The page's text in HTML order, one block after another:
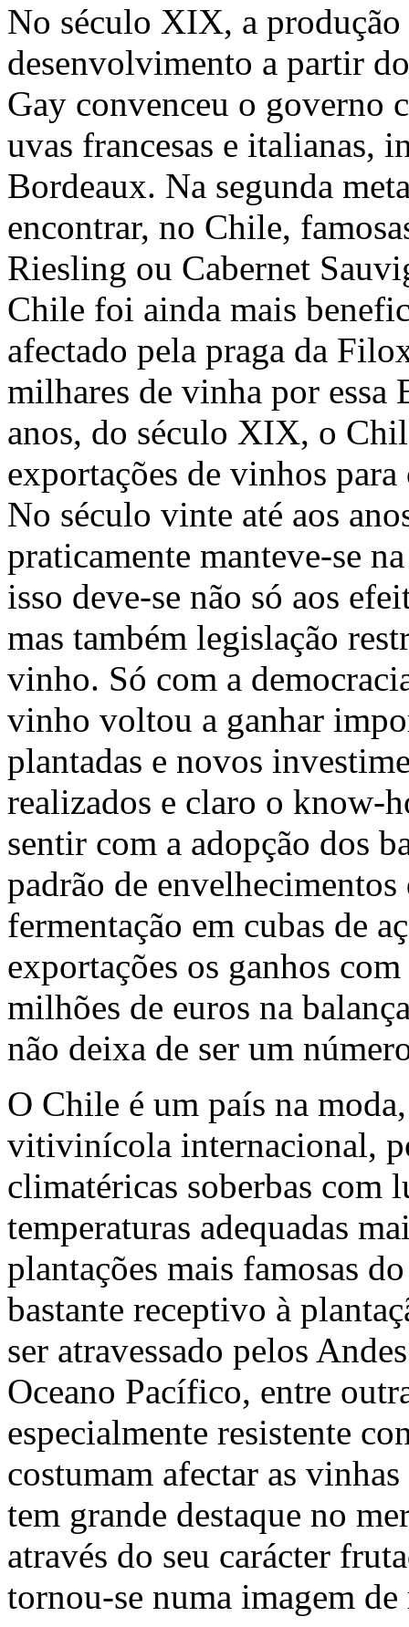
No século XIX, a
desenvolvimento a partir
Gay convenceu o governo
uvas francesas e italianas,
Bordeaux. Na segunda
encontrar, no Chile,
Riesling ou Cabernet
Chile foi ainda mais
afectado pela praga da
milhares de vinha por
anos, do século XIX, o
exportações de vinhos
No século vinte até aos
praticamente manteve-se
isso deve-se não só aos
mas também legislação
vinho. Só com a
vinho voltou a ganhar
plantadas e novos
realizados e claro o know-
sentir com a adopção dos
padrão de
fermentação em cubas de
exportações os ganhos
milhões de euros na
não deixa de ser um
O Chile é um país na
vitivinícola internacional,
climatéricas soberbas com
temperaturas adequadas
plantações mais famosas
bastante receptivo à
ser atravessado pelos
Oceano Pacífico, entre
especialmente resistente
costumam afectar as
tem grande destaque no
através do seu carácter
tornou-se numa imagem